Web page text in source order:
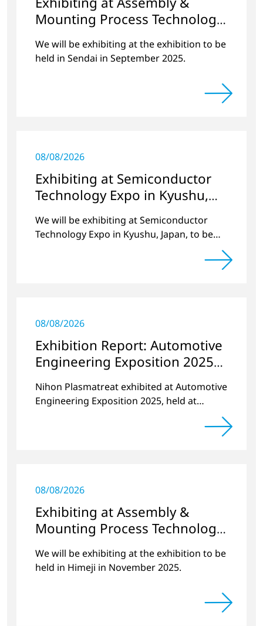
Mounting Process Technology
Exhibition 2025 Miyagi
We will be exhibiting at the exhibition to be
held in Sendai in September 2025.
08/08/2026
Exhibiting at Semiconductor
Technology Expo in Kyushu,
Japan
We will be exhibiting at Semiconductor
Technology Expo in Kyushu, Japan, to be
08/08/2026
Exhibition Report: Automotive
Engineering Exposition 2025
YOKOHAMA
Nihon Plasmatreat exhibited at Automotive
Engineering Exposition 2025, held at
PACIFICO Yokohama from May 21 (Wed) to
08/08/2026
Exhibiting at Assembly &
Mounting Process Technology
Exhibition 2025 Hyogo
We will be exhibiting at the exhibition to be
held in Himeji in November 2025.